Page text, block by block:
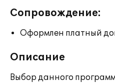
Сопровождение:
Оформлен платный
Описание
Выбор данного